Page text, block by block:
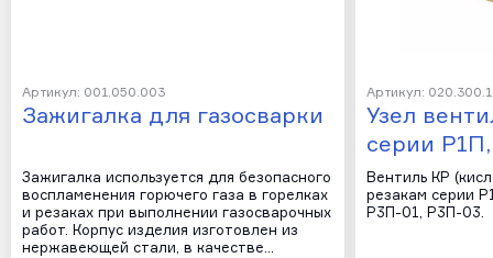
Артикул: 001.050.003
Зажигалка для газосварки
Зажигалка используется для безопасного
воспламенения горючего газа в горелках
и резаках при выполнении газосварочных
работ. Корпус изделия изготовлен из
нержавеющей стали, в качестве…
Артикул:
Узел
серии
Вентиль КР
резакам серии
Р3П-01, Р3П-03.